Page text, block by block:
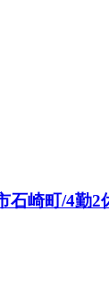
崎町/4勤